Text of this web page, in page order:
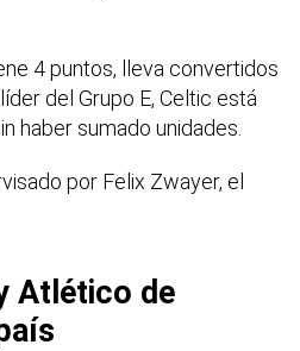
4 puntos, lleva convertidos
del Grupo E, Celtic está
haber sumado unidades.
por Felix Zwayer, el
Atlético de